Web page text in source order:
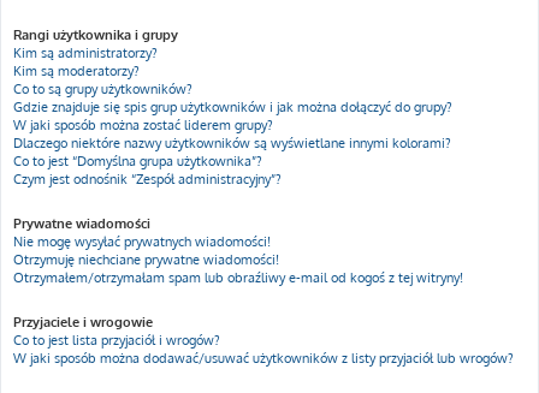
Rangi użytkownika i grupy
Kim są administratorzy?
Kim są moderatorzy?
Co to są grupy użytkowników?
Gdzie znajduje się spis grup użytkowników i jak można dołączyć do grupy?
W jaki sposób można zostać liderem grupy?
Dlaczego niektóre nazwy użytkowników są wyświetlane innymi kolorami?
Co to jest “Domyślna grupa użytkownika”?
Czym jest odnośnik “Zespół administracyjny”?
Prywatne wiadomości
Nie mogę wysyłać prywatnych wiadomości!
Otrzymuję niechciane prywatne wiadomości!
Otrzymałem/otrzymałam spam lub obraźliwy e-mail od kogoś z tej witryny!
Przyjaciele i wrogowie
Co to jest lista przyjaciół i wrogów?
W jaki sposób można dodawać/usuwać użytkowników z listy przyjaciół lub wrogów?